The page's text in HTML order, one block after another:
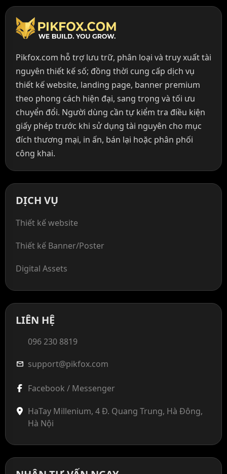
Pikfox.com hỗ trợ lưu trữ, phân loại và truy xuất tài
nguyên thiết kế số; đồng thời cung cấp dịch vụ
thiết kế website, landing page, banner premium
theo phong cách hiện đại, sang trọng và tối ưu
chuyển đổi. Người dùng cần tự kiểm tra điều kiện
giấy phép trước khi sử dụng tài nguyên cho mục
đích thương mại, in ấn, bán lại hoặc phân phối
công khai.
DỊCH VỤ
Thiết kế website
Thiết kế Banner/Poster
Digital Assets
LIÊN HỆ
096 230 8819
mail support@pikfox.com
Facebook / Messenger
HaTay Millenium, 4 Đ. Quang Trung, Hà Đông,
Hà Nội